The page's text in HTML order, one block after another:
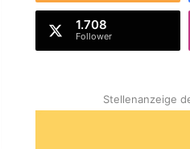
1.708
Follower
Stellenanzeige